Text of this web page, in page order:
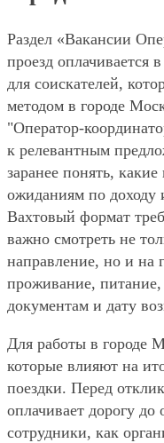
Раздел «Вакансии
проезд оплачивается
для соискателей,
методом в городе
"Оператор-
к релевантным
заранее понять,
ожиданиям по доходу
Вахтовый формат
важно смотреть не
направление, но и на
проживание, питание,
документам и дату
Для работы в городе
которые влияют на
поездки. Перед
оплачивает дорогу
сотрудники, как